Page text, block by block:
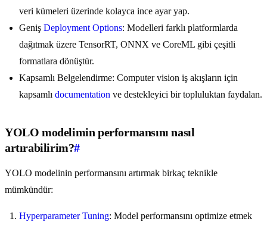
veri kümeleri üzerinde kolayca ince ayar yap.
Geniş Deployment Options: Modelleri farklı platformlarda
dağıtmak üzere TensorRT, ONNX ve CoreML gibi çeşitli
formatlara dönüştür.
Kapsamlı Belgelendirme: Computer vision iş akışların için
kapsamlı documentation ve destekleyici bir topluluktan faydalan.
YOLO modelimin performansını nasıl
artırabilirim?#
YOLO modelinin performansını artırmak birkaç teknikle
mümkündür:
Hyperparameter Tuning: Model performansını optimize etmek